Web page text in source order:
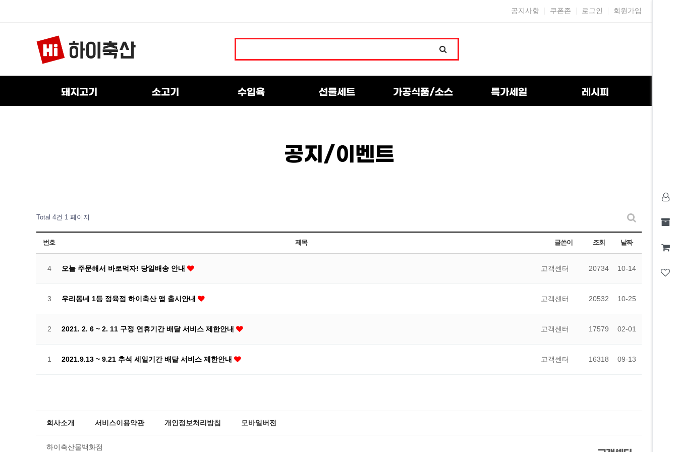
공지사항 쿠폰존 로그인 회원가입
돼지고기 소고기 수입육 선물세트 가공식품/소스 특가세일 레시피
공지/이벤트
Total 4건 1 페이지
번호 제목 글쓴이 조회 날짜
4 오늘 주문해서 바로먹자! 당일배송 안내 고객센터 20734 10-14
3 우리동네 1등 정육점 하이축산 앱 출시안내 고객센터 20532 10-25
2 2021. 2. 6 ~ 2. 11 구정 연휴기간 배달 서비스 제한안내 고객센터 17579 02-01
1 2021.9.13 ~ 9.21 추석 세일기간 배달 서비스 제한안내 고객센터 16318 09-13
회사소개 서비스이용약관 개인정보처리방침 모바일버전
하이축산물백화점